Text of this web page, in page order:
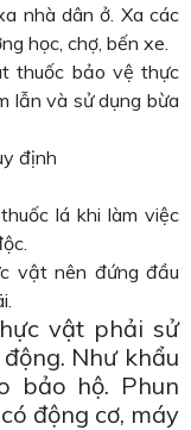
nhà dân ở. Xa các
học, chợ, bến xe.
thuốc bảo vệ thực
lẫn và sử dụng bừa
định
lá khi làm việc
vật nên đứng đầu
vật phải sử
Như khẩu
bảo hộ. Phun
động cơ, máy